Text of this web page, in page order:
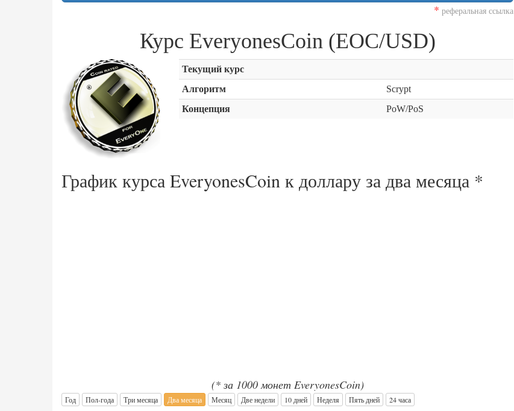
* реферальная ссылка
Курс EveryonesCoin (EOC/USD)
Текущий курс
Алгоритм
Scrypt
Концепция
PoW/PoS
График курса EveryonesCoin к доллару за два месяца *
(* за 1000 монет EveryonesCoin)
Год Пол-года Три месяца Два месяца Месяц Две недели 10 дней Неделя Пять дней 24 часа